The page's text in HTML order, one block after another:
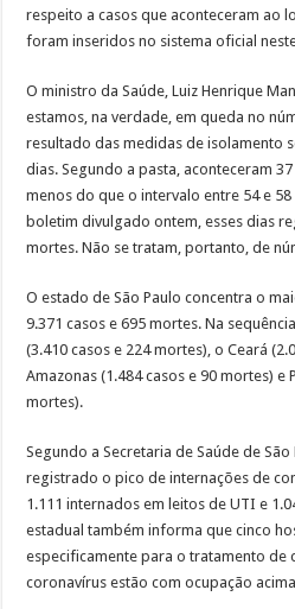
respeito a casos que aconteceram ao
foram inseridos no sistema oficial
O ministro da Saúde, Luiz Henrique
estamos, na verdade, em queda no
resultado das medidas de isolamento
dias. Segundo a pasta, aconteceram
menos do que o intervalo entre 54 e
boletim divulgado ontem, esses dias
mortes. Não se tratam, portanto, de
O estado de São Paulo concentra o
9.371 casos e 695 mortes. Na
(3.410 casos e 224 mortes), o Ceará
Amazonas (1.484 casos e 90 mortes) e
mortes).
Segundo a Secretaria de Saúde de
registrado o pico de internações de
1.111 internados em leitos de UTI e
estadual também informa que cinco
especificamente para o tratamento de
coronavírus estão com ocupação